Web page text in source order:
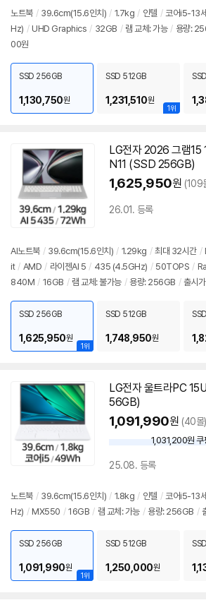
노트북 / 39.6cm(15.6인치) / 1.7kg / 인텔 / 코어i5-13
Hz) / UHD Graphics / 32GB / 램 교체: 가능 / 용량:
00원
SSD 256GB
1,130,750원
1위
SSD 512GB
1,231,510원
LG전자 2026 그램
N11 (SSD 256GB)
1,625,950원 (109
26.01. 등록
AI노트북 / 39.6cm(15.6인치) / 1.29kg / 최대 32시간 /
it / AMD / 라이젠AI 5 / 435 (4.5GHz) / 50TOPS /
840M / 16GB / 램 교체: 불가능 / 용량: 256GB / 출시
1위
SSD 256GB
1,625,950원
SSD 512GB
1,748,950원
LG전자 울트라PC
56GB)
1,091,990원 (40몰)
할
가
1,031,200원 쿠
25.08. 등록
노트북 / 39.6cm(15.6인치) / 1.8kg / 인텔 / 코어i5-13
Hz) / MX550 / 16GB / 램 교체: 가능 / 용량: 256GB /
1위
SSD 256GB
1,091,990원
SSD 512GB
1,250,000원